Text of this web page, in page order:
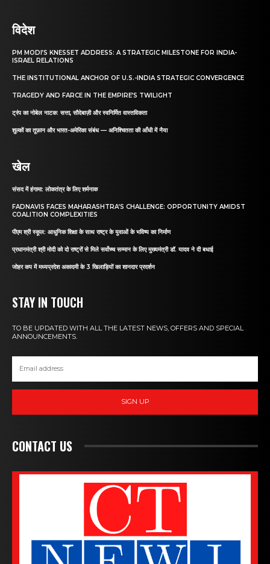
विदेश
PM MODI’S KNESSET ADDRESS: A STRATEGIC MILESTONE FOR INDIA-
ISRAEL RELATIONS
THE INSTITUTIONAL ANCHOR OF U.S.-INDIA STRATEGIC CONVERGENCE
TRAGEDY AND FARCE IN THE EMPIRE’S TWILIGHT
ट्रंप का नोबेल नाटक: सत्ता, सौदेबाज़ी और स्वनिर्मित वास्तविकता
शुल्कों का तूफ़ान और भारत-अमेरिका संबंध — अनिश्चितता की आँधी में नैया
खेल
संसद में हंगामा: लोकतंत्र के लिए शर्मनाक
FADNAVIS FACES MAHARASHTRA’S CHALLENGE: OPPORTUNITY AMIDST
COALITION COMPLEXITIES
पीएम श्री स्कूल: आधुनिक शिक्षा के साथ राष्ट्र के युवाओं के भविष्य का निर्माण
प्रधानमंत्री श्री मोदी को दो राष्ट्रों से मिले सर्वोच्च सम्मान के लिए मुख्यमंत्री डॉ. यादव ने दी बधाई
जोहर कप में मध्यप्रदेश अकादमी के 3 खिलाड़ियों का शानदार प्रदर्शन
STAY IN TOUCH
TO BE UPDATED WITH ALL THE LATEST NEWS, OFFERS AND SPECIAL
ANNOUNCEMENTS.
SIGN UP
CONTACT US